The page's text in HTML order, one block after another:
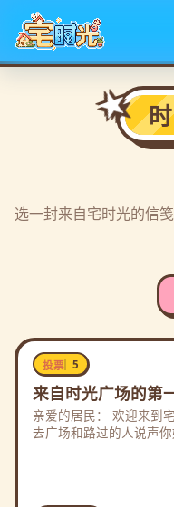
选一封来自宅时光的信
投票 5
来自时光广场的第
亲爱的居民： 欢迎来到宅时光。今天先给小屋摆一盏灯，再
去广场和路过的人说声